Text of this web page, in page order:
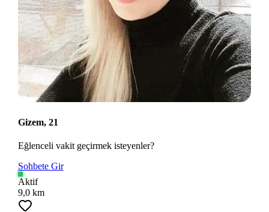
Gizem, 21
Eğlenceli vakit geçirmek isteyenler?
Sohbete Gir
Aktif
9,0 km